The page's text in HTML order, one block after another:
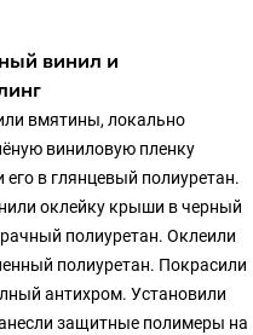
винил и
вмятины, локально
виниловую пленку
в глянцевый полиуретан.
оклейку крыши в черный
полиуретан. Оклеили
полиуретан. Покрасили
антихром. Установили
защитные полимеры на